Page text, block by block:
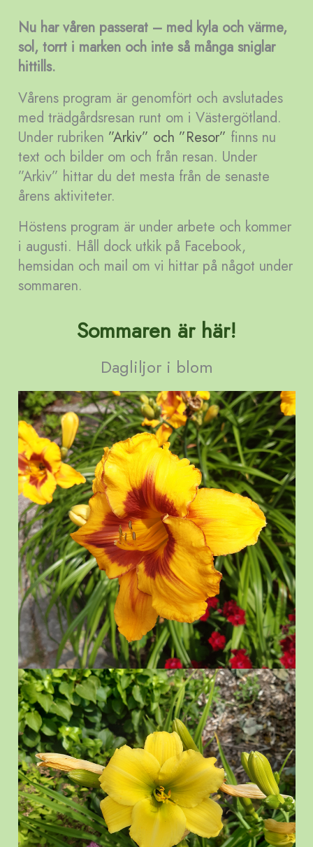
Nu har våren passerat – med kyla och värme,
sol, torrt i marken och inte så många sniglar
hittills.
Vårens program är genomfört och avslutades
med trädgårdsresan runt om i Västergötland.
Under rubriken ”Arkiv” och ”Resor” finns nu
text och bilder om och från resan. Under
”Arkiv” hittar du det mesta från de senaste
årens aktiviteter.
Höstens program är under arbete och kommer
i augusti. Håll dock utkik på Facebook,
hemsidan och mail om vi hittar på något under
sommaren.
Sommaren är här!
Dagliljor i blom